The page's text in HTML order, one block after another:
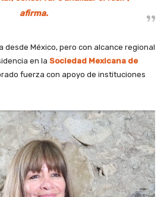
afirma.
desde México, pero con alcance regional
en la Sociedad Mexicana de
fuerza con apoyo de instituciones